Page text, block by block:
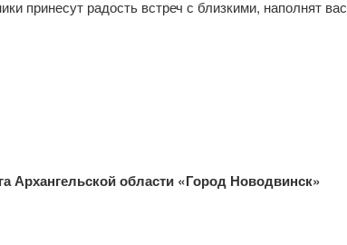
принесут радость встреч с близкими, наполнят вас
Архангельской области «Город Новодвинск»